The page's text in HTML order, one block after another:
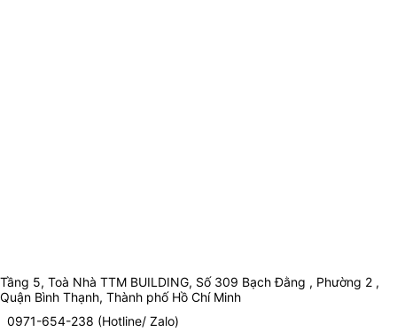
Tầng 5, Toà Nhà TTM BUILDING, Số 309 Bạch Đằng , Phường 2 ,
Quận Bình Thạnh, Thành phố Hồ Chí Minh
0971-654-238 (Hotline/ Zalo)